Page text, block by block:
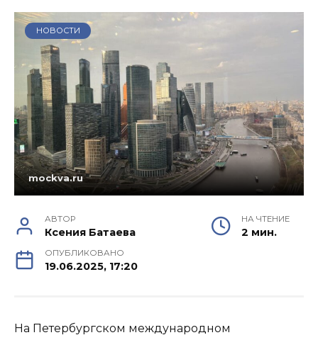
НОВОСТИ
mockva.ru
АВТОР
Ксения Батаева
НА ЧТЕНИЕ
2 мин.
ОПУБЛИКОВАНО
19.06.2025, 17:20
На Петербургском международном